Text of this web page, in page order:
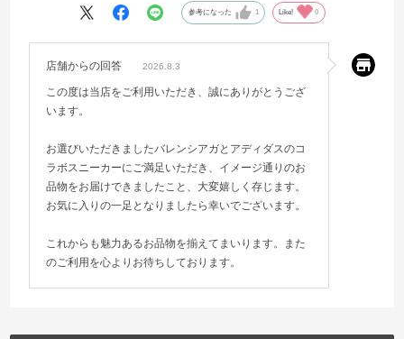
参考になった 1 Like! 0
店舗からの回答 2026.8.3
この度は当店をご利用いただき、誠にありがとうござ
います。
お選びいただきましたバレンシアガとアディダスのコ
ラボスニーカーにご満足いただき、イメージ通りのお
品物をお届けできましたこと、大変嬉しく存じます。
お気に入りの一足となりましたら幸いでございます。
これからも魅力あるお品物を揃えてまいります。また
のご利用を心よりお待ちしております。